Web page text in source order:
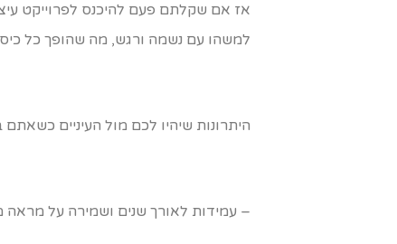
אז אם שקלתם פעם להיכנס לפרוייקט
למשהו עם נשמה ורגש, מה שהופך כל
היתרונות שיהיו לכם מול העיניים
– עמידות לאורך שנים ושמירה על מראה